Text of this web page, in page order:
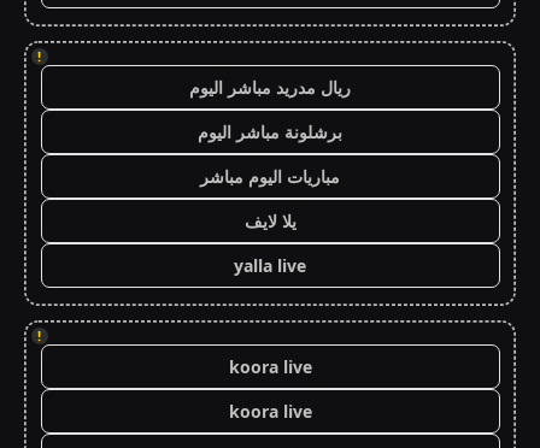
!
ريال مدريد مباشر اليوم
برشلونة مباشر اليوم
مباريات اليوم مباشر
يلا لايف
yalla live
!
koora live
koora live